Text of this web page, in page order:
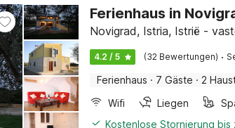
Ferienhaus in
Novigrad, Istria, Istrië -
4.2 / 5 (32 Bewertungen) ·
Ferienhaus · 7 Gäste · 2
Wifi
Liegen
Kostenlose Stornierung